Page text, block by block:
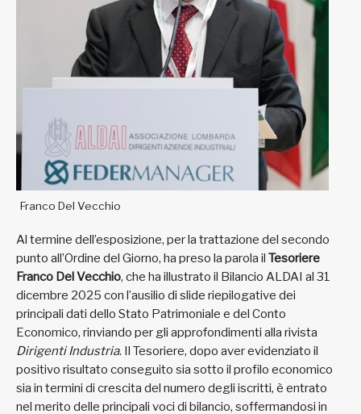
Franco Del Vecchio
Al termine dell’esposizione, per la trattazione del secondo
punto all’Ordine del Giorno, ha preso la parola il Tesoriere
Franco Del Vecchio, che ha illustrato il Bilancio ALDAI al 31
dicembre 2025 con l’ausilio di slide riepilogative dei
principali dati dello Stato Patrimoniale e del Conto
Economico, rinviando per gli approfondimenti alla rivista
Dirigenti Industria. Il Tesoriere, dopo aver evidenziato il
positivo risultato conseguito sia sotto il profilo economico
sia in termini di crescita del numero degli iscritti, è entrato
nel merito delle principali voci di bilancio, soffermandosi in